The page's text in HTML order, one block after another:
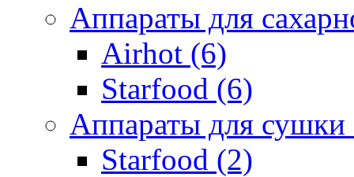
Аппараты для
Airhot (6)
Starfood (6)
Аппараты для
Starfood (2)